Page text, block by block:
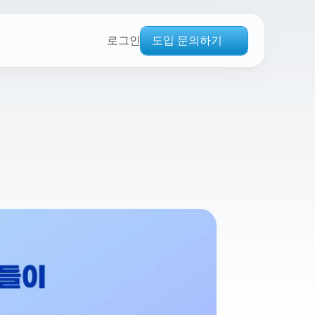
로그인 도입 문의하기